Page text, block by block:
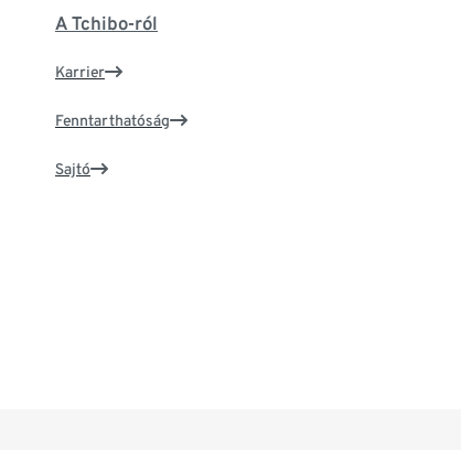
A Tchibo-ról
Karrier
Fenntarthatóság
Sajtó